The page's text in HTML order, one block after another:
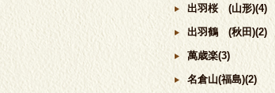
出羽桜 (山形)(4)
出羽鶴 (秋田)(2)
萬歳楽(3)
名倉山(福島)(2)